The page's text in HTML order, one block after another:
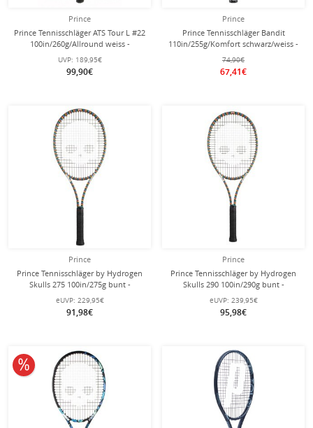
Prince
Prince Tennisschläger ATS Tour L #22
100in/260g/Allround weiss -
unbesaitet -
UVP: 189,95€
99,90€
Prince
Prince Tennisschläger Bandit
110in/255g/Komfort schwarz/weiss -
besaitet -
74,90€
67,41€
Prince
Prince Tennisschläger by Hydrogen
Skulls 275 100in/275g bunt -
besaitet -
eUVP: 229,95€
91,98€
Prince
Prince Tennisschläger by Hydrogen
Skulls 290 100in/290g bunt -
besaitet -
eUVP: 239,95€
95,98€
10% reduziert